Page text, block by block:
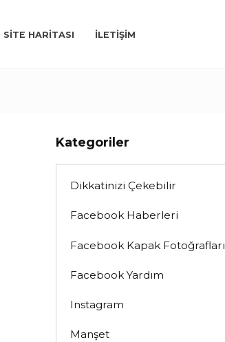
SITE HARITASI İLETIŞIM
Kategoriler
Dikkatinizi Çekebilir
Facebook Haberleri
Facebook Kapak Fotoğrafları
Facebook Yardım
Instagram
Manşet